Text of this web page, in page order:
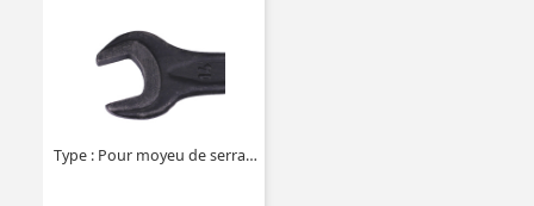
Type : Pour moyeu de serrage 6 pans